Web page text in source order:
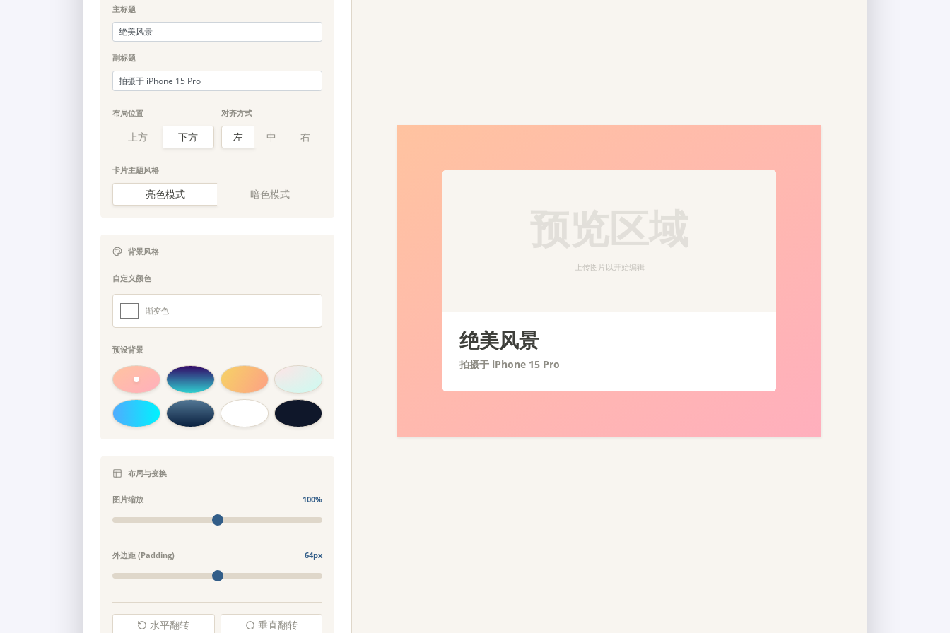
主标题
副标题
布局位置
上方 下方
对齐方式
左 中 右
卡片主题风格
亮色模式 暗色模式
背景风格
自定义颜色
渐变色
预设背景
布局与变换
图片缩放 100%
外边距 (Padding) 64px
水平翻转 垂直翻转
上传图片以开始编辑
绝美风景
拍摄于 iPhone 15 Pro